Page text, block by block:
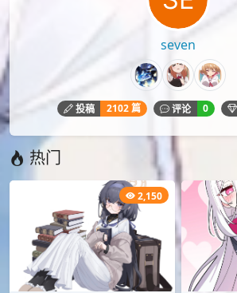
seven
投稿 2102 篇 评论 0
热门
2,150